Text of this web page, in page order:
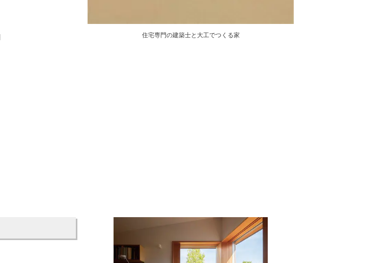
住宅専門の建築士と大工でつくる家